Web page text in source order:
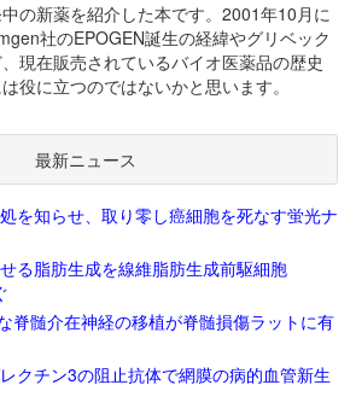
の新薬を紹介した本です。2001年10月に
社のEPOGEN誕生の経緯やグリベック
現在販売されているバイオ医薬品の歴史
役に立つのではないかと思います。
最新ニュース
を知らせ、取り零し癌細胞を死なす蛍光ナ
る脂肪生成を線維脂肪生成前駆細胞
脊髄介在神経の移植が脊髄損傷ラットに有
クチン3の阻止抗体で網膜の病的血管新生